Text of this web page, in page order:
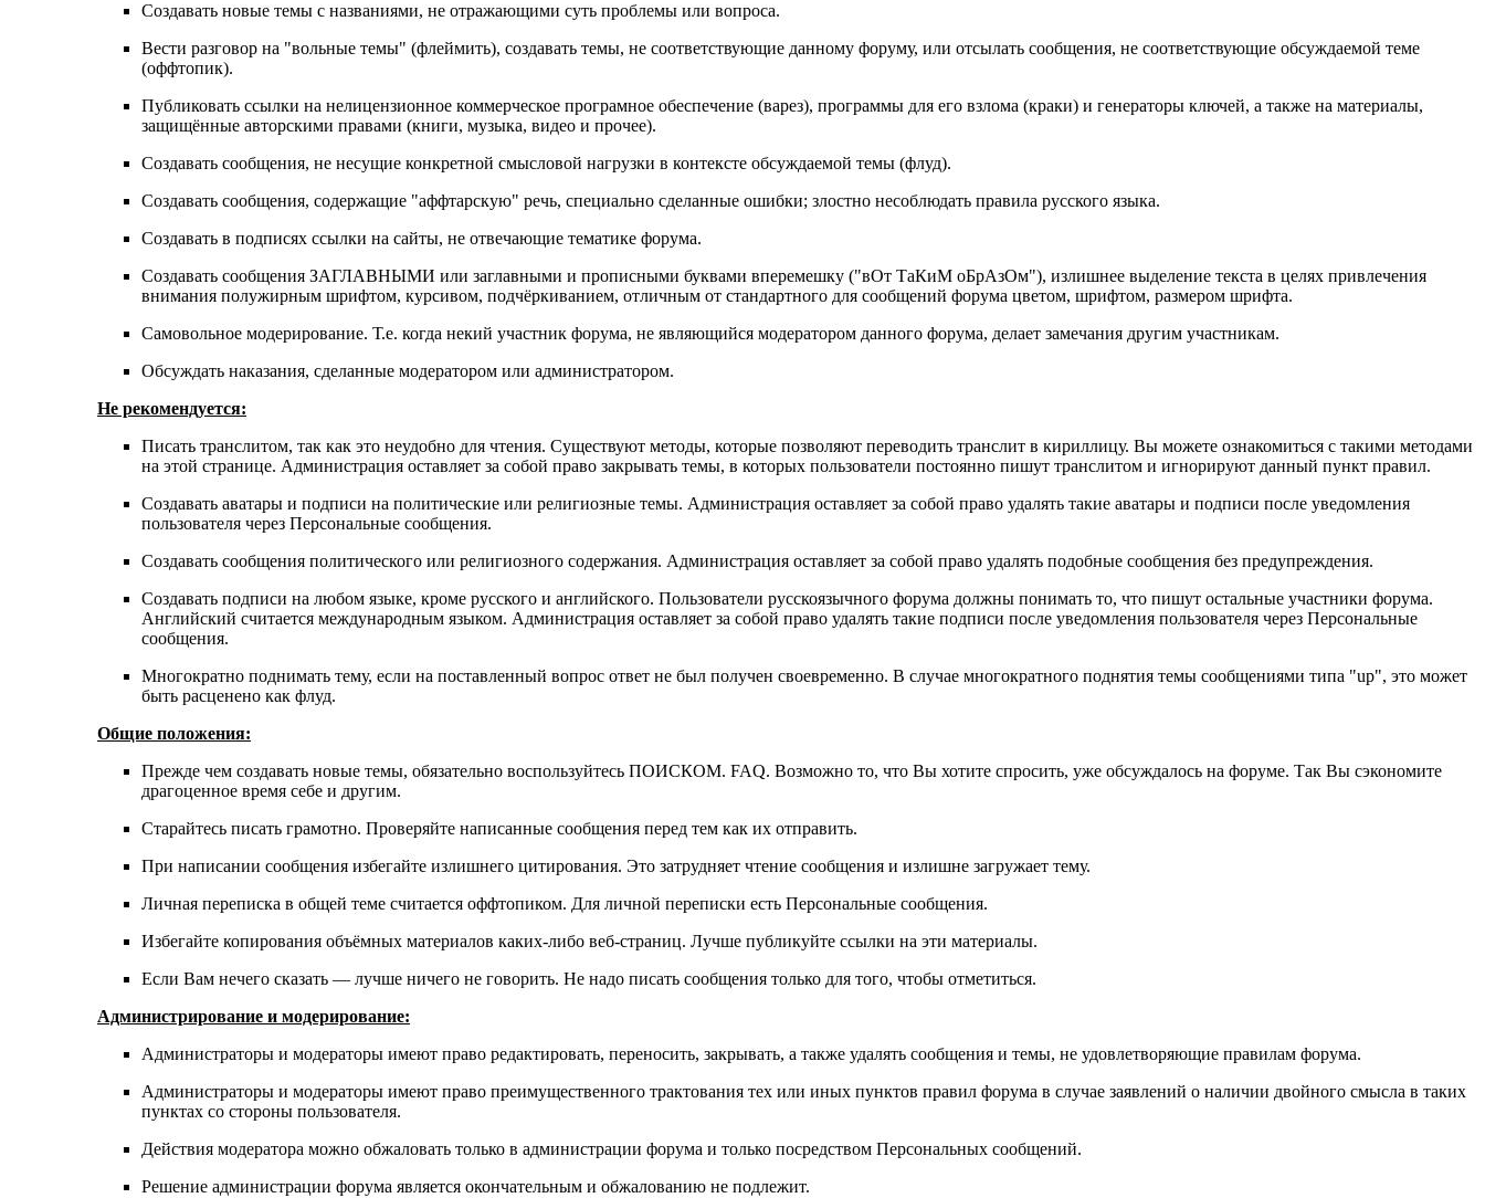
Создавать новые темы с названиями, не отражающими суть проблемы или вопроса.
Вести разговор на "вольные темы" (флеймить), создавать темы, не соответствующие данному форуму, или отсылать сообщения, не соответствующие обсуждаемой теме
(оффтопик).
Публиковать ссылки на нелицензионное коммерческое програмное обеспечение (варез), программы для его взлома (краки) и генераторы ключей, а также на материалы,
защищённые авторскими правами (книги, музыка, видео и прочее).
Создавать сообщения, не несущие конкретной смысловой нагрузки в контексте обсуждаемой темы (флуд).
Создавать сообщения, содержащие "аффтарскую" речь, специально сделанные ошибки; злостно несоблюдать правила русского языка.
Создавать в подписях ссылки на сайты, не отвечающие тематике форума.
Cоздавать сообщения ЗАГЛАВНЫМИ или заглавными и прописными буквами вперемешку ("вОт ТаКиМ оБрАзОм"), излишнее выделение текста в целях привлечения
внимания полужирным шрифтом, курсивом, подчёркиванием, отличным от стандартного для сообщений форума цветом, шрифтом, размером шрифта.
Самовольное модерирование. Т.е. когда некий участник форума, не являющийся модератором данного форума, делает замечания другим участникам.
Обсуждать наказания, сделанные модератором или администратором.
Не рекомендуется:
Писать транслитом, так как это неудобно для чтения. Существуют методы, которые позволяют переводить транслит в кириллицу. Вы можете ознакомиться с такими методами
на этой странице. Администрация оставляет за собой право закрывать темы, в которых пользователи постоянно пишут транслитом и игнорируют данный пункт правил.
Создавать аватары и подписи на политические или религиозные темы. Администрация оставляет за собой право удалять такие аватары и подписи после уведомления
пользователя через Персональные сообщения.
Создавать сообщения политического или религиозного содержания. Администрация оставляет за собой право удалять подобные сообщения без предупреждения.
Создавать подписи на любом языке, кроме русского и английского. Пользователи русскоязычного форума должны понимать то, что пишут остальные участники форума.
Английский считается международным языком. Администрация оставляет за собой право удалять такие подписи после уведомления пользователя через Персональные
сообщения.
Многократно поднимать тему, если на поставленный вопрос ответ не был получен своевременно. В случае многократного поднятия темы сообщениями типа "up", это может
быть расценено как флуд.
Общие положения:
Прежде чем создавать новые темы, обязательно воспользуйтесь ПОИСКОМ. FAQ. Возможно то, что Вы хотите спросить, уже обсуждалось на форуме. Так Вы сэкономите
драгоценное время себе и другим.
Старайтесь писать грамотно. Проверяйте написанные сообщения перед тем как их отправить.
При написании сообщения избегайте излишнего цитирования. Это затрудняет чтение сообщения и излишне загружает тему.
Личная переписка в общей теме считается оффтопиком. Для личной переписки есть Персональные сообщения.
Избегайте копирования объёмных материалов каких-либо веб-страниц. Лучше публикуйте ссылки на эти материалы.
Если Вам нечего сказать — лучше ничего не говорить. Не надо писать сообщения только для того, чтобы отметиться.
Администрирование и модерирование:
Администраторы и модераторы имеют право редактировать, переносить, закрывать, а также удалять сообщения и темы, не удовлетворяющие правилам форума.
Администраторы и модераторы имеют право преимущественного трактования тех или иных пунктов правил форума в случае заявлений о наличии двойного смысла в таких
пунктах со стороны пользователя.
Действия модератора можно обжаловать только в администрации форума и только посредством Персональных сообщений.
Решение администрации форума является окончательным и обжалованию не подлежит.